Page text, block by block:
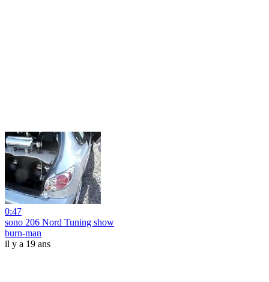
0:47
sono 206 Nord Tuning show
burn-man
il y a 19 ans